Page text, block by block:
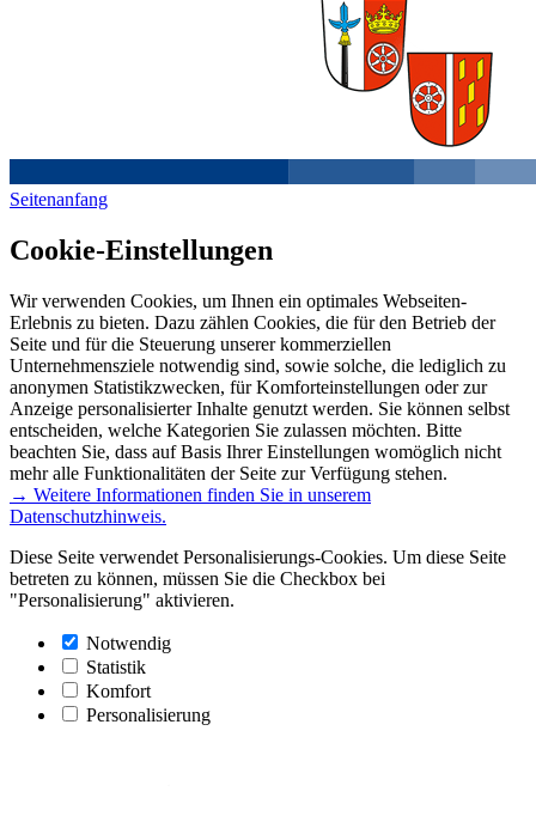
Seitenanfang
Cookie-Einstellungen
Wir verwenden Cookies, um Ihnen ein optimales Webseiten-
Erlebnis zu bieten. Dazu zählen Cookies, die für den Betrieb der
Seite und für die Steuerung unserer kommerziellen
Unternehmensziele notwendig sind, sowie solche, die lediglich zu
anonymen Statistikzwecken, für Komforteinstellungen oder zur
Anzeige personalisierter Inhalte genutzt werden. Sie können selbst
entscheiden, welche Kategorien Sie zulassen möchten. Bitte
beachten Sie, dass auf Basis Ihrer Einstellungen womöglich nicht
mehr alle Funktionalitäten der Seite zur Verfügung stehen.
→ Weitere Informationen finden Sie in unserem
Datenschutzhinweis.
Diese Seite verwendet Personalisierungs-Cookies. Um diese Seite
betreten zu können, müssen Sie die Checkbox bei
"Personalisierung" aktivieren.
Notwendig
Statistik
Komfort
Personalisierung